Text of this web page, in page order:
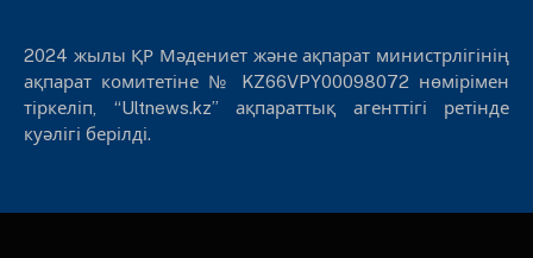
2024 жылы ҚР Мәдениет және ақпарат министрлігінің
ақпарат комитетіне № KZ66VPY00098072 нөмірімен
тіркеліп, “Ultnews.kz” ақпараттық агенттігі ретінде
куәлігі берілді.